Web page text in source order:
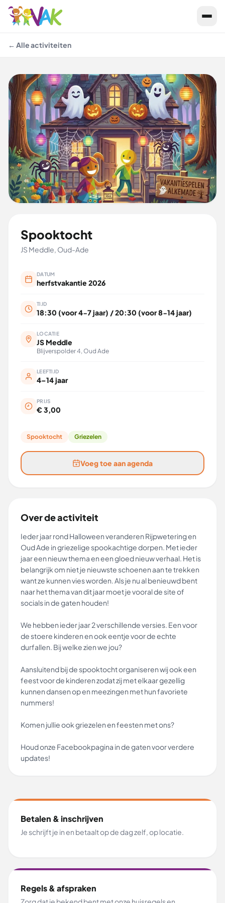
← Alle activiteiten
Spooktocht
JS Meddle, Oud-Ade
DATUM
herfstvakantie 2026
TIJD
18:30 (voor 4-7 jaar) / 20:30 (voor 8-14 jaar)
LOCATIE
JS Meddle
Blijverspolder 4, Oud Ade
LEEFTIJD
4–14 jaar
PRIJS
€ 3,00
Spooktocht Griezelen
Voeg toe aan agenda
Over de activiteit
Ieder jaar rond Halloween veranderen Rijpwetering en
Oud Ade in griezelige spookachtige dorpen. Met ieder
jaar een nieuw thema en een gloed nieuw verhaal. Het is
belangrijk om niet je nieuwste schoenen aan te trekken
want ze kunnen vies worden. Als je nu al benieuwd bent
naar het thema van dit jaar moet je vooral de site of
socials in de gaten houden!
We hebben ieder jaar 2 verschillende versies. Een voor
de stoere kinderen en ook eentje voor de echte
durfallen. Bij welke zien we jou?
Aansluitend bij de spooktocht organiseren wij ook een
feest voor de kinderen zodat zij met elkaar gezellig
kunnen dansen op en meezingen met hun favoriete
nummers!
Komen jullie ook griezelen en feesten met ons?
Houd onze Facebookpagina in de gaten voor verdere
updates!
Betalen & inschrijven
Je schrijft je in en betaalt op de dag zelf, op locatie.
Regels & afspraken